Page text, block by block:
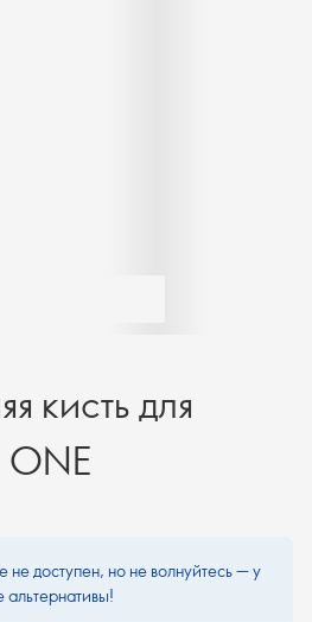
кисть для
ONE
не доступен, но не волнуйтесь — у
альтернативы!